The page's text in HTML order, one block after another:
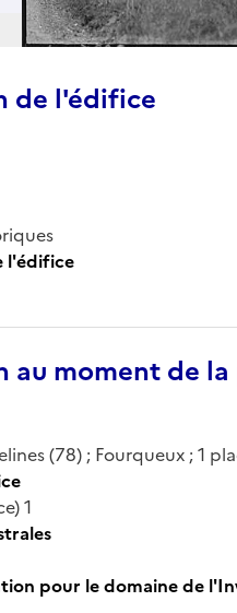
de l'édifice
l'édifice
au moment de
(78) ; Fourqueux ; 1
1
pour le domaine de